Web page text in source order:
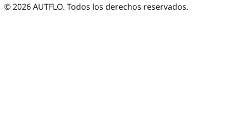
©2026AUTFLO. Todos los derechos reservados.